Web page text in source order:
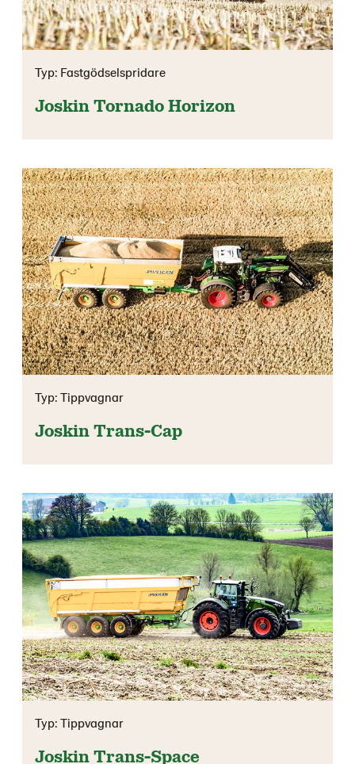
Typ: Fastgödselspridare
Joskin Tornado Horizon
Typ: Tippvagnar
Joskin Trans-Cap
Typ: Tippvagnar
Joskin Trans-Space